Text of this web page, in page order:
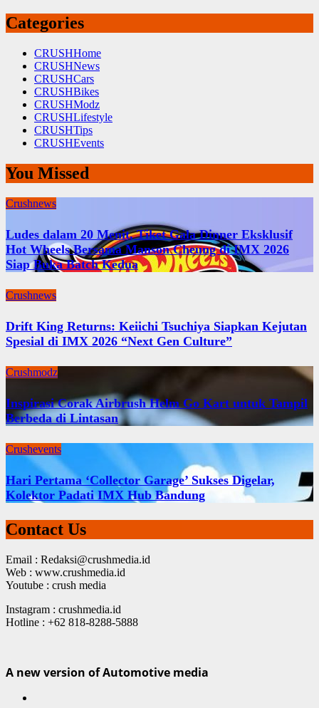
Categories
CRUSHHome
CRUSHNews
CRUSHCars
CRUSHBikes
CRUSHModz
CRUSHLifestyle
CRUSHTips
CRUSHEvents
You Missed
Crushnews
Ludes dalam 20 Menit, Tiket Gala Dinner Eksklusif
Hot Wheels Bersama Manson Cheung di IMX 2026
Siap Buka Batch Kedua
Crushnews
Drift King Returns: Keiichi Tsuchiya Siapkan Kejutan
Spesial di IMX 2026 “Next Gen Culture”
Crushmodz
Inspirasi Corak Airbrush Helm Go Kart untuk Tampil
Berbeda di Lintasan
Crushevents
Hari Pertama ‘Collector Garage’ Sukses Digelar,
Kolektor Padati IMX Hub Bandung
Contact Us
Email : Redaksi@crushmedia.id
Web : www.crushmedia.id
Youtube : crush media
Instagram : crushmedia.id
Hotline : +62 818-8288-5888
A new version of Automotive media